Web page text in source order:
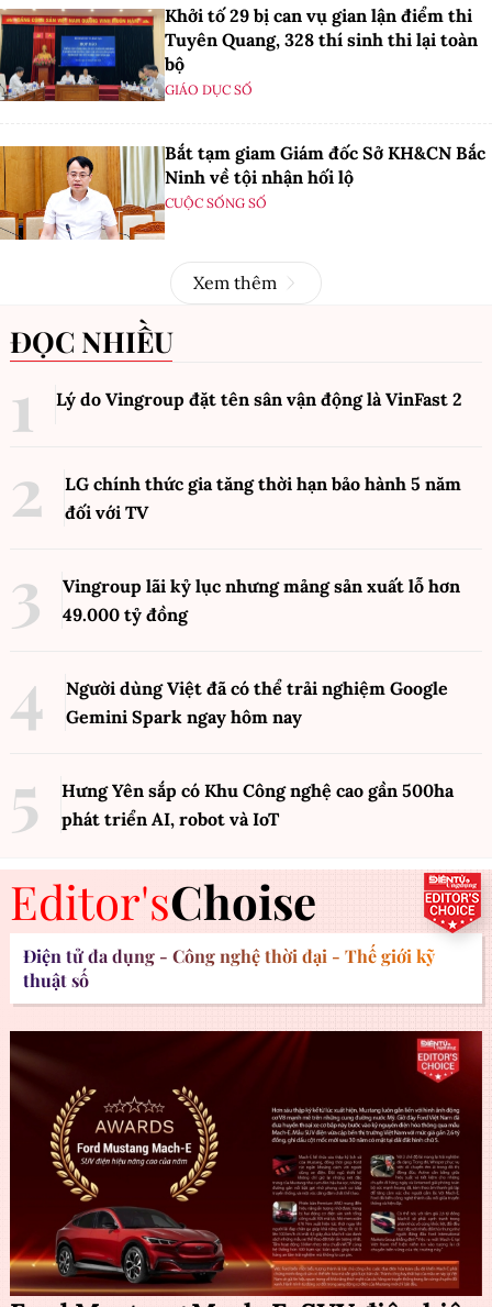
Khởi tố 29 bị can vụ gian lận điểm thi
Tuyên Quang, 328 thí sinh thi lại toàn
bộ
GIÁO DỤC SỐ
Bắt tạm giam Giám đốc Sở KH&CN Bắc
Ninh về tội nhận hối lộ
CUỘC SỐNG SỐ
Xem thêm
ĐỌC NHIỀU
Lý do Vingroup đặt tên sân vận động là VinFast 2
LG chính thức gia tăng thời hạn bảo hành 5 năm
đối với TV
Vingroup lãi kỷ lục nhưng mảng sản xuất lỗ hơn
49.000 tỷ đồng
Người dùng Việt đã có thể trải nghiệm Google
Gemini Spark ngay hôm nay
Hưng Yên sắp có Khu Công nghệ cao gần 500ha
phát triển AI, robot và IoT
Editor'sChoise
Điện tử đa dụng - Công nghệ thời đại - Thế giới kỹ
thuật số